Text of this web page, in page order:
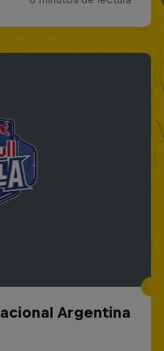
Argentina